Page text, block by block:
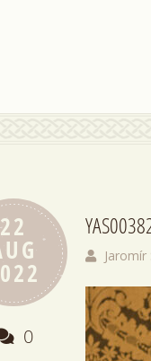
22
0
Jaromír